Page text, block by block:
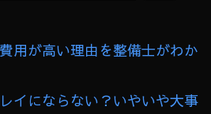
用が高い理由を整備士がわか
イにならない？いやいや大事